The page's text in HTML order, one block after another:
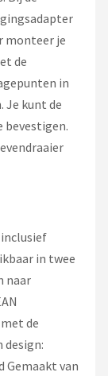
monteer je
de
in
Je kunt de
bevestigen.
in twee
naar
de
design:
Gemaakt van